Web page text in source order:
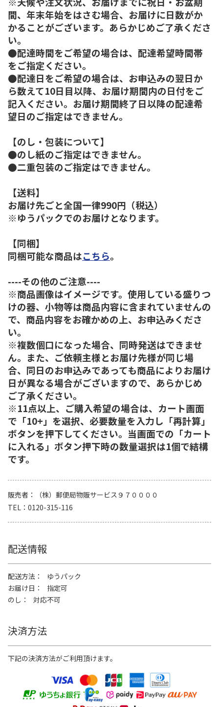
間、年末年始をはさむ場合、お届けに日数がか
かることがございます。あらかじめご了承くださ
い。
●配達時間をご希望の場合は、配達希望時間帯
をご指定ください。
●配達日をご希望の場合は、お申込みの翌日か
ら数えて10日目以降、お届け期間内の日付をご
記入ください。お届け期間終了日以降の配達希
望日のご指定はできません。
【のし・包装について】
●のし紙のご指定はできません。
●二重包装のご指定はできません。
【送料】
お届け先ごと全国一律990円（税込）
※ゆうパックでのお届けとなります。
【同梱】
同梱可能な商品はこちら。
----その他のご注意----
※商品画像はイメージです。使用している盛りつ
けの器、小物等は商品内容に含まれていませんの
で、商品内容をお確かめの上、お申込みくださ
い。
※複数個口になった場合、同時発送はできませ
ん。また、ご依頼主様とお届け先様が同じ場
合、同日のお申込みであっても商品によりお届け
日が異なる場合がございますので、あらかじめ
ご了承ください。
※11点以上、ご購入希望の場合は、カート画面
で「10+」を選択、必要数量を入力し「再計算」
ボタンを押下してください。当画面での「カート
に入れる」ボタン押下時の数量選択は1個で結構
です。
販売者
（株）郵便局物販サービス９７００００
TEL
0120-315-116
配送情報
配送方法
ゆうパック
お届け日
指定可
のし
対応不可
決済方法
下記の決済方法がご利用頂けます。